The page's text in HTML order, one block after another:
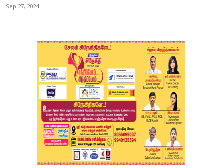
Sep 27, 2024